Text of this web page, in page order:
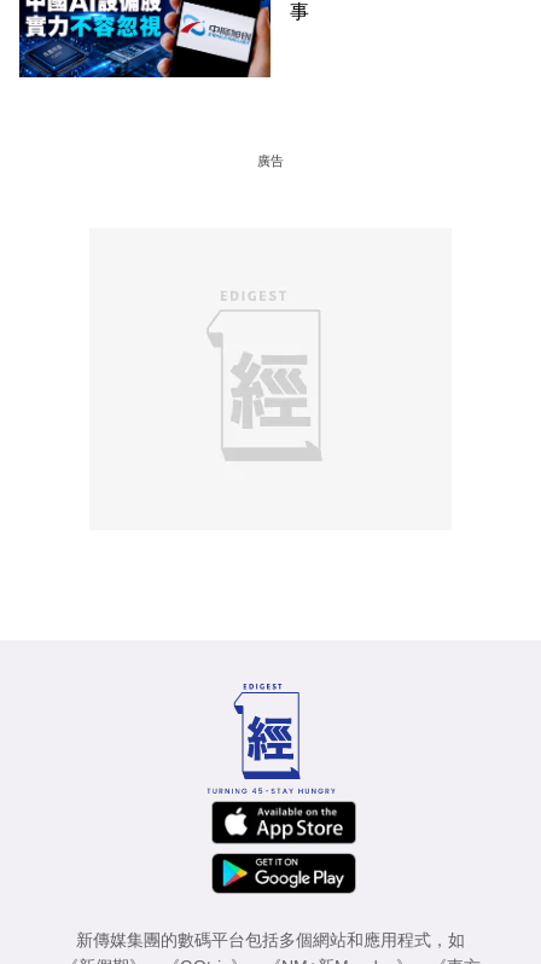
事
廣告
新傳媒集團的數碼平台包括多個網站和應用程式，如